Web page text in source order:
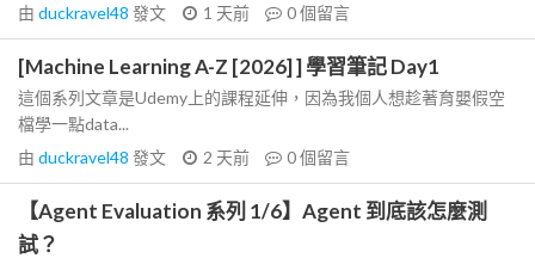
由 duckravel48 發文 1 天前 0個留言
[Machine Learning A-Z [2026] ] 學習筆記 Day1
這個系列文章是Udemy上的課程延伸，因為我個人想趁著育嬰假空
檔學一點data...
由 duckravel48 發文 2 天前 0個留言
【Agent Evaluation 系列 1/6】Agent 到底該怎麼測
試？